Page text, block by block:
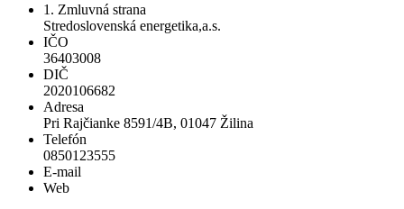
1. Zmluvná strana
Stredoslovenská energetika,a.s.
IČO
36403008
DIČ
2020106682
Adresa
Pri Rajčianke 8591/4B, 01047 Žilina
Telefón
0850123555
E-mail
Web